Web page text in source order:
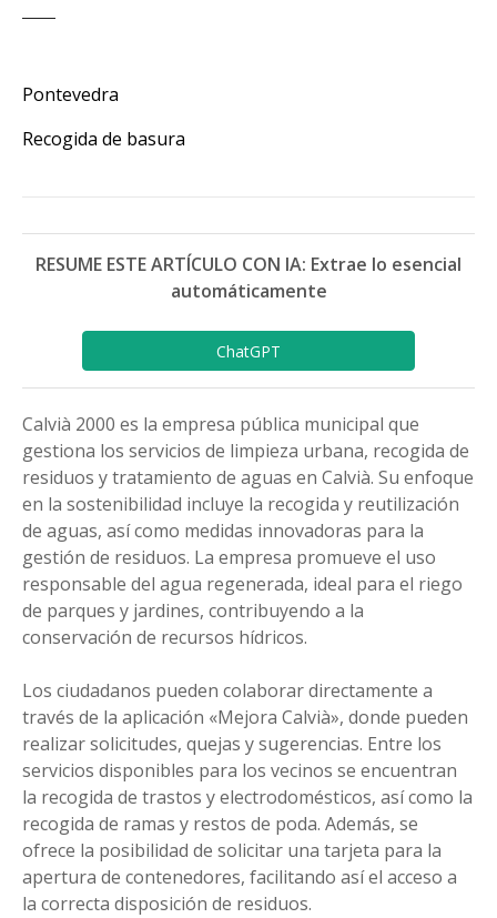
Pontevedra
Recogida de basura
RESUME ESTE ARTÍCULO CON IA: Extrae lo esencial
automáticamente
ChatGPT
Calvià 2000 es la empresa pública municipal que
gestiona los servicios de limpieza urbana, recogida de
residuos y tratamiento de aguas en Calvià. Su enfoque
en la sostenibilidad incluye la recogida y reutilización
de aguas, así como medidas innovadoras para la
gestión de residuos. La empresa promueve el uso
responsable del agua regenerada, ideal para el riego
de parques y jardines, contribuyendo a la
conservación de recursos hídricos.
Los ciudadanos pueden colaborar directamente a
través de la aplicación «Mejora Calvià», donde pueden
realizar solicitudes, quejas y sugerencias. Entre los
servicios disponibles para los vecinos se encuentran
la recogida de trastos y electrodomésticos, así como la
recogida de ramas y restos de poda. Además, se
ofrece la posibilidad de solicitar una tarjeta para la
apertura de contenedores, facilitando así el acceso a
la correcta disposición de residuos.